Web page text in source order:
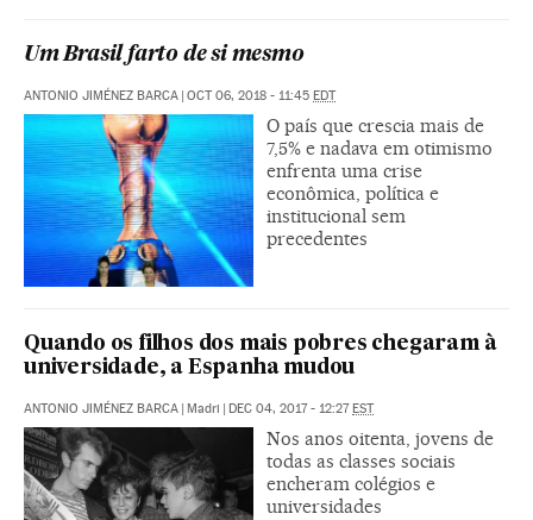
Um Brasil farto de si mesmo
ANTONIO JIMÉNEZ BARCA OCT 06, 2018 - 11:45 EDT
O país que crescia mais de
7,5% e nadava em otimismo
enfrenta uma crise
econômica, política e
institucional sem
precedentes
Quando os filhos dos mais pobres chegaram à
universidade, a Espanha mudou
ANTONIO JIMÉNEZ BARCA Madri DEC 04, 2017 - 12:27 EST
Nos anos oitenta, jovens de
todas as classes sociais
encheram colégios e
universidades